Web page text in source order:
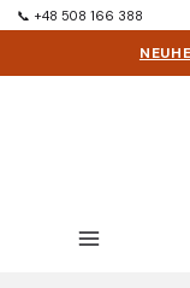
📞 +48 508 166 388
Menü